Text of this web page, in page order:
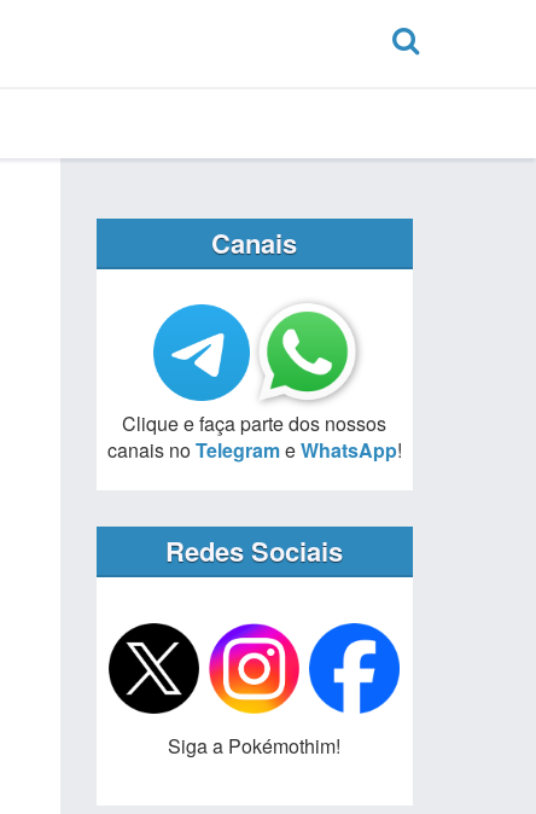
Canais
Clique e faça parte dos nossos
canais noTelegrameWhatsApp!
Redes Sociais
Siga a Pokémothim!